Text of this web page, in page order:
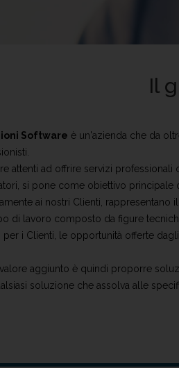
Il
Software è un'azienda che da
attenti ad offrire servizi
si pone come obiettivo principale
ai nostri Clienti, rappresentano
di lavoro composto da figure
per i Clienti, le opportunità offerte
valore aggiunto è quindi proporre
soluzione che assolva alle